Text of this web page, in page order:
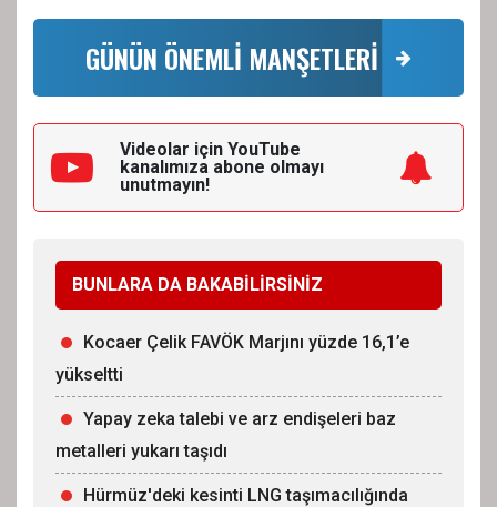
GÜNÜN ÖNEMLİ MANŞETLERİ
Videolar için YouTube
kanalımıza abone olmayı
unutmayın!
BUNLARA DA BAKABİLİRSİNİZ
Kocaer Çelik FAVÖK Marjını yüzde 16,1’e
yükseltti
Yapay zeka talebi ve arz endişeleri baz
metalleri yukarı taşıdı
Hürmüz'deki kesinti LNG taşımacılığında